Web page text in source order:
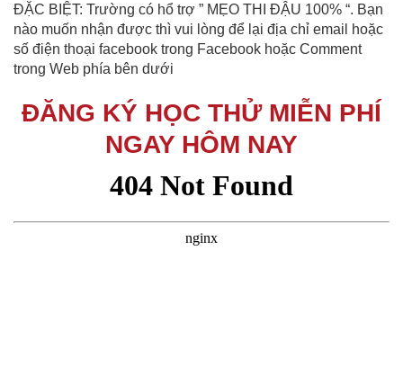
ĐẶC BIỆT: Trường có hổ trợ ” MẸO THI ĐẬU 100% “. Bạn
nào muốn nhận được thì vui lòng để lại địa chỉ email hoặc
số điện thoại facebook trong Facebook hoặc Comment
trong Web phía bên dưới
ĐĂNG KÝ HỌC THỬ MIỄN PHÍ
NGAY HÔM NAY